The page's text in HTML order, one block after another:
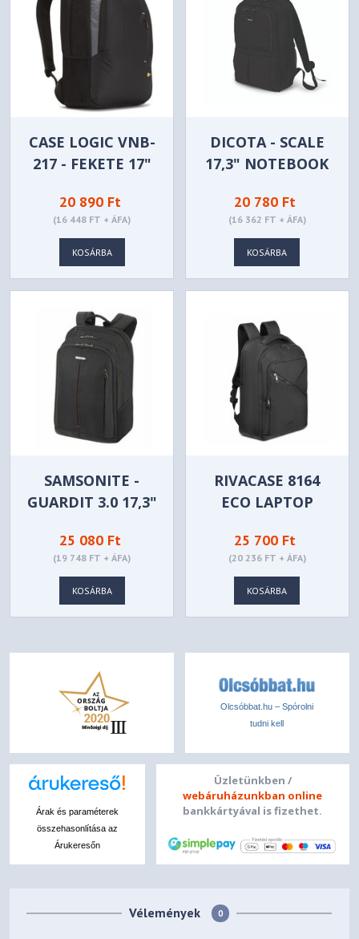
CASE LOGIC VNB-
217 - FEKETE 17"
HÁTITÁSKA
20 890 Ft
(16 448 FT + ÁFA)
KOSÁRBA
DICOTA - SCALE
17,3" NOTEBOOK
20 780 Ft
(16 362 FT + ÁFA)
KOSÁRBA
SAMSONITE -
GUARDIT 3.0 17,3"
NOTEBOOK
HÁTIZSÁK -
155197-1041
25 080 Ft
(19 748 FT + ÁFA)
KOSÁRBA
RIVACASE 8164
ECO LAPTOP
BLACK
25 700 Ft
(20 236 FT + ÁFA)
KOSÁRBA
Olcsóbbat.hu – Spórolni
tudni kell
Árak és paraméterek
összehasonlítása az
Árukeresőn
Üzletünkben /
webáruházunkban online
bankkártyával is fizethet.
Vélemények 0